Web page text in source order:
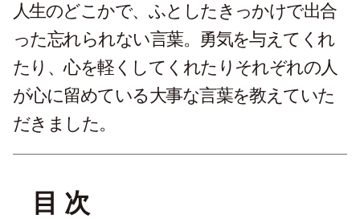
人生のどこかで、ふとしたきっかけで出合
った忘れられない言葉。勇気を与えてくれ
たり、心を軽くしてくれたりそれぞれの人
が心に留めている大事な言葉を教えていた
だきました。
目 次